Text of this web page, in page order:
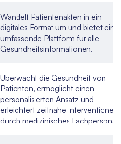
Wandelt Patientenakten in ein
digitales Format um und bietet eine
umfassende Plattform für alle
Gesundheitsinformationen.
Überwacht die Gesundheit von
Patienten, ermöglicht einen
personalisierten Ansatz und
erleichtert zeitnahe Interventionen
durch medizinisches Fachpersonal.